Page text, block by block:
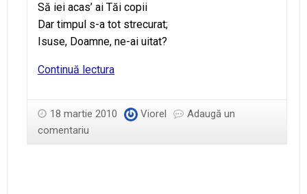
Să iei acas’ ai Tăi copii
Dar timpul s-a tot strecurat;
Isuse, Doamne, ne-ai uitat?
Continuă lecturaDilema
18 martie 2010 Viorel
Adaugă un
comentariu